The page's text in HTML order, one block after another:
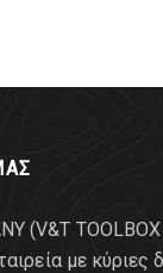
(V&T TOOLBOX
με